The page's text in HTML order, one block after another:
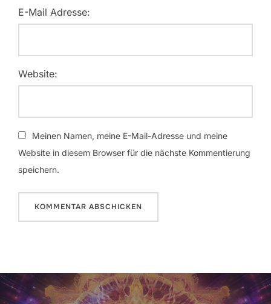
E-Mail Adresse:
Website:
Meinen Namen, meine E-Mail-Adresse und meine
Website in diesem Browser für die nächste Kommentierung
speichern.
Beitrags-